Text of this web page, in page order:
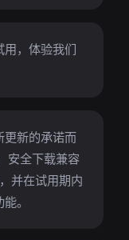
，体验我们
更新的承诺而
安全下载兼容
并在试用期内
。